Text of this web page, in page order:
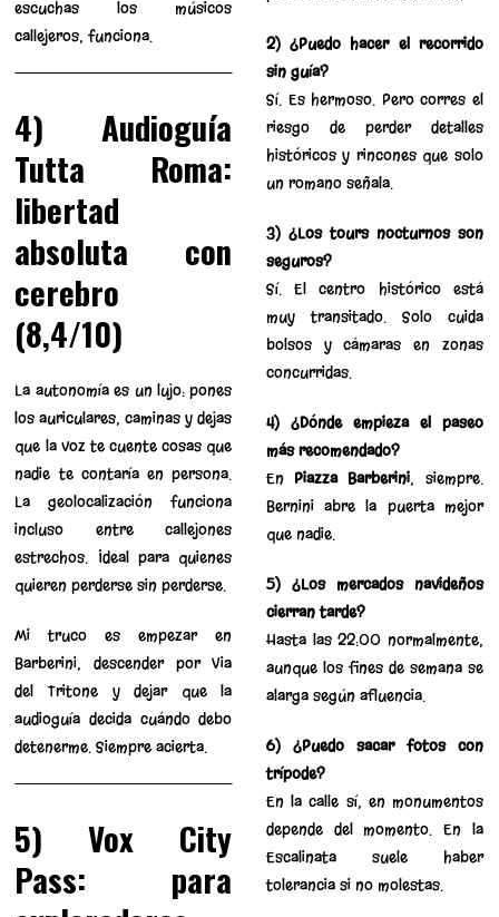
escuchas los músicos
callejeros, funciona.
4) Audioguía
Tutta Roma:
libertad
absoluta con
cerebro
(8,4/10)
La autonomía es un lujo: pones
los auriculares, caminas y dejas
que la voz te cuente cosas que
nadie te contaría en persona.
La geolocalización funciona
incluso entre callejones
estrechos. Ideal para quienes
quieren perderse sin perderse.
Mi truco es empezar en
Barberini, descender por Via
del Tritone y dejar que la
audioguía decida cuándo debo
detenerme. Siempre acierta.
5) Vox City
Pass: para
2) ¿Puedo hacer el recorrido
sin guía?
Sí. Es hermoso. Pero corres el
riesgo de perder detalles
históricos y rincones que solo
un romano señala.
3) ¿Los tours nocturnos son
seguros?
Sí. El centro histórico está
muy transitado. Solo cuida
bolsos y cámaras en zonas
concurridas.
4) ¿Dónde empieza el paseo
más recomendado?
En Piazza Barberini, siempre.
Bernini abre la puerta mejor
que nadie.
5) ¿Los mercados navideños
cierran tarde?
Hasta las 22:00 normalmente,
aunque los fines de semana se
alarga según afluencia.
6) ¿Puedo sacar fotos con
trípode?
En la calle sí, en monumentos
depende del momento. En la
Escalinata suele haber
tolerancia si no molestas.